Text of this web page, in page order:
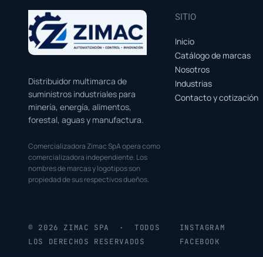
Distribuidor multimarca de
suministros industriales para
minería, energía, alimentos,
forestal, aguas y manufactura.
Comercializadora Zimac SpA opera como
comercializadora independiente. Los
nombres de marcas y logotipos son
propiedad de sus respectivos dueños.
SITIO
Inicio
Catálogo de marcas
Nosotros
Industrias
Contacto y cotización
© 2026 ZIMAC SPA · TODOS
LOS DERECHOS RESERVADOS
INSTAGRAM
FACEBOOK